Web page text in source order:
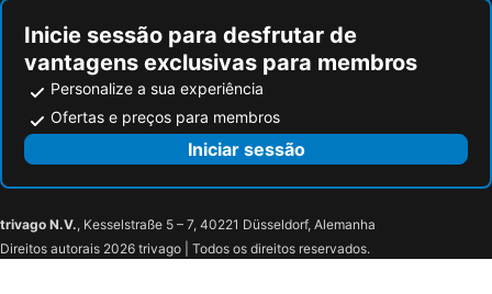
Inicie sessão para desfrutar de
vantagens exclusivas para membros
Personalize a sua experiência
Ofertas e preços para membros
Iniciar sessão
trivago N.V., Kesselstraße 5 – 7, 40221 Düsseldorf, Alemanha
Direitos autorais 2026 trivago | Todos os direitos reservados.